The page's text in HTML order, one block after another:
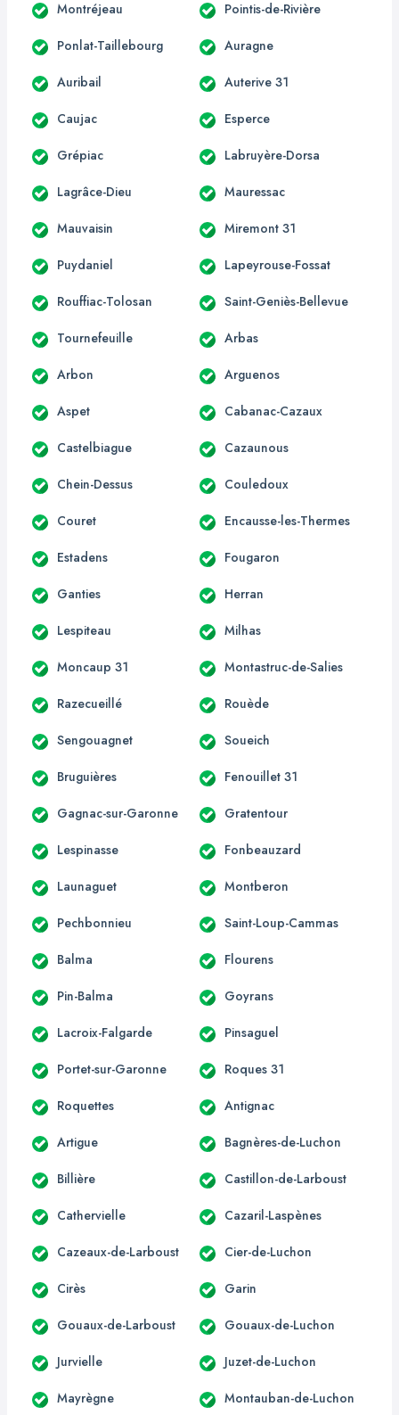
Montréjeau Pointis-de-Rivière
Ponlat-Taillebourg Auragne
Auribail Auterive 31
Caujac Esperce
Grépiac Labruyère-Dorsa
Lagrâce-Dieu Mauressac
Mauvaisin Miremont 31
Puydaniel Lapeyrouse-Fossat
Rouffiac-Tolosan Saint-Geniès-Bellevue
Tournefeuille Arbas
Arbon Arguenos
Aspet Cabanac-Cazaux
Castelbiague Cazaunous
Chein-Dessus Couledoux
Couret Encausse-les-Thermes
Estadens Fougaron
Ganties Herran
Lespiteau Milhas
Moncaup 31 Montastruc-de-Salies
Razecueillé Rouède
Sengouagnet Soueich
Bruguières Fenouillet 31
Gagnac-sur-Garonne Gratentour
Lespinasse Fonbeauzard
Launaguet Montberon
Pechbonnieu Saint-Loup-Cammas
Balma Flourens
Pin-Balma Goyrans
Lacroix-Falgarde Pinsaguel
Portet-sur-Garonne Roques 31
Roquettes Antignac
Artigue Bagnères-de-Luchon
Billière Castillon-de-Larboust
Cathervielle Cazaril-Laspènes
Cazeaux-de-Larboust Cier-de-Luchon
Cirès Garin
Gouaux-de-Larboust Gouaux-de-Luchon
Jurvielle Juzet-de-Luchon
Mayrègne Montauban-de-Luchon